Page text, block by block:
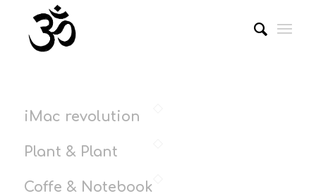
iMac revolution
Plant & Plant
Coffe & Notebook